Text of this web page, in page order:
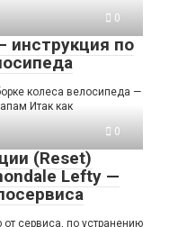
0
инструкция по
колеса велосипеда —
Итак как
0
(Reset)
Lefty —
сервиса, по устранению